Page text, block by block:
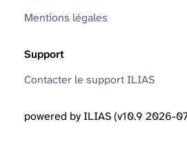
Mentions légales
Support
Contacter le support ILIAS
powered by ILIAS (v10.9 2026-